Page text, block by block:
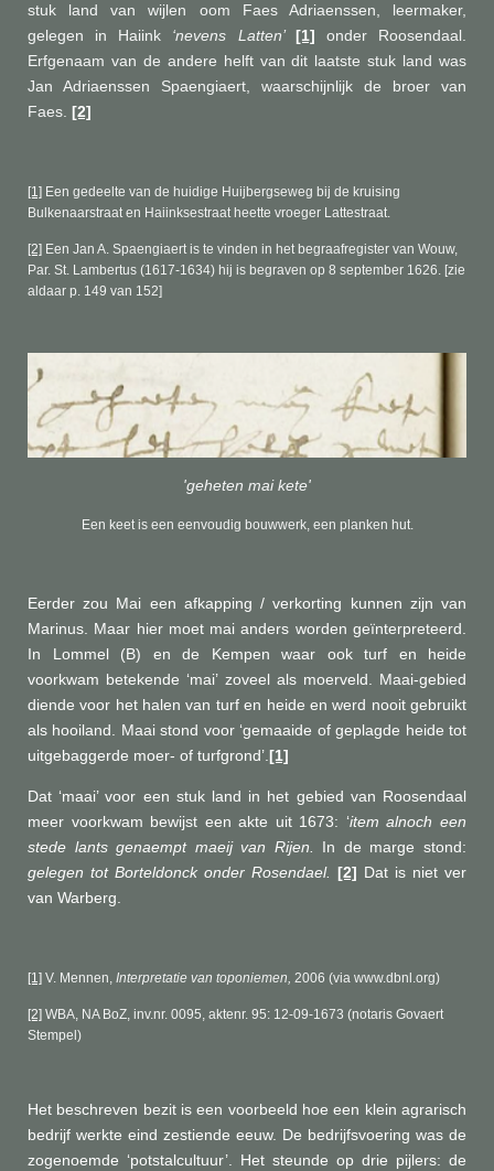
stuk land van wijlen oom Faes Adriaenssen, leermaker,
gelegen in Haiink ‘nevens Latten’ [1] onder Roosendaal.
Erfgenaam van de andere helft van dit laatste stuk land was
Jan Adriaenssen Spaengiaert, waarschijnlijk de broer van
Faes. [2]
[1] Een gedeelte van de huidige Huijbergseweg bij de kruising
Bulkenaarstraat en Haiinksestraat heette vroeger Lattestraat.
[2] Een Jan A. Spaengiaert is te vinden in het begraafregister van Wouw,
Par. St. Lambertus (1617-1634) hij is begraven op 8 september 1626. [zie
aldaar p. 149 van 152]
'geheten mai kete'
Een keet is een eenvoudig bouwwerk, een planken hut.
Eerder zou Mai een afkapping / verkorting kunnen zijn van
Marinus. Maar hier moet mai anders worden geïnterpreteerd.
In Lommel (B) en de Kempen waar ook turf en heide
voorkwam betekende ‘mai’ zoveel als moerveld. Maai-gebied
diende voor het halen van turf en heide en werd nooit gebruikt
als hooiland. Maai stond voor ‘gemaaide of geplagde heide tot
uitgebaggerde moer- of turfgrond’.[1]
Dat ‘maai’ voor een stuk land in het gebied van Roosendaal
meer voorkwam bewijst een akte uit 1673: ‘item alnoch een
stede lants genaempt maeij van Rijen. In de marge stond:
gelegen tot Borteldonck onder Rosendael. [2] Dat is niet ver
van Warberg.
[1] V. Mennen, Interpretatie van toponiemen 2006 (via www.dbnl.org)
[2] WBA, NA BoZ, inv.nr. 0095, aktenr. 95: 12-09-1673 (notaris Govaert
Stempel)
Het beschreven bezit is een voorbeeld hoe een klein agrarisch
bedrijf werkte eind zestiende eeuw. De bedrijfsvoering was de
zogenoemde ‘potstalcultuur’. Het steunde op drie pijlers: de